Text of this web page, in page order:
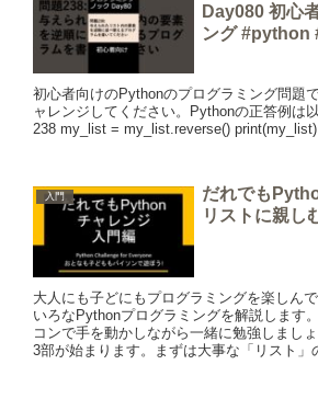
Day080 初心
ング #python
初心者向けのPythonのプログラミング問題
ャレンジしてください。Pythonの正答例は
238 my_list = my_list.reverse() print(my_list)
入門
だれでも
リストに親し
大人にも子どにもプログラミングを楽しん
いろなPythonプログラミングを解説します
コンで手を動かしながら一緒に勉強しま
3部が始まります。まずは大事な「リスト」